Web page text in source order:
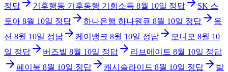
정답
기후행동 기후동행 기회소득 8월 10일 정답
SK 스
토아 8월 10일 정답 하나은행 하나원큐 8월 10일 정답
옥
션 8월 10일 정답 케이뱅크 8월 10일 정답 모니모 8월 10
일 정답 버즈빌 8월 10일 정답 리브메이트 8월 10일 정답
페이북 8월 10일 정답 캐시슬라이드 8월 10일 정답
발